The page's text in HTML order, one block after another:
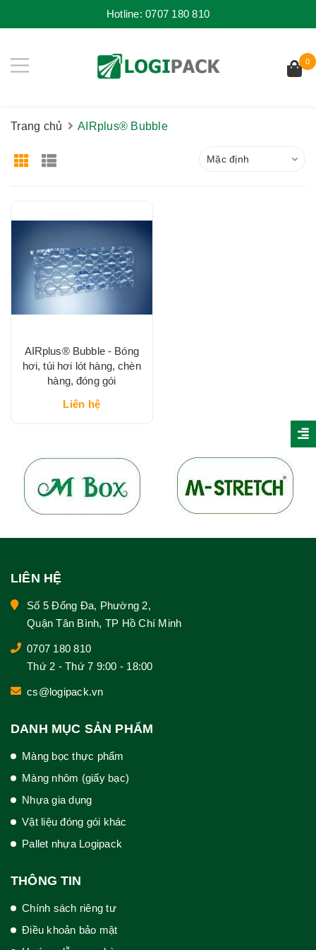
Hotline:0707 180 810
0
Trang chủ AIRplus® Bubble
Mặc định
AIRplus® Bubble - Bóng
hơi, túi hơi lót hàng, chèn
hàng, đóng gói
Liên hệ
LIÊN HỆ
Số 5 Đống Đa, Phường 2,
Quận Tân Bình, TP Hồ Chí Minh
0707 180 810
Thứ 2 - Thứ 7 9:00 - 18:00
cs@logipack.vn
DANH MỤC SẢN PHẨM
Màng bọc thực phẩm
Màng nhôm (giấy bạc)
Nhựa gia dụng
Vật liệu đóng gói khác
Pallet nhựa Logipack
THÔNG TIN
Chính sách riêng tư
Điều khoản bảo mật